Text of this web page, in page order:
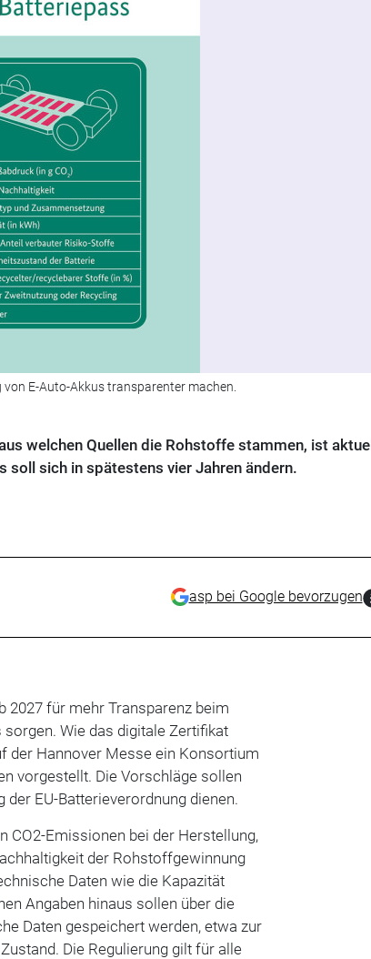
E-Auto-Akkus transparenter machen.
welchen Quellen die Rohstoffe stammen, ist aktuell
soll sich in spätestens vier Jahren ändern.
asp bei Google bevorzugen
2027 für mehr Transparenz beim
Wie das digitale Zertifikat
der Hannover Messe ein Konsortium
vorgestellt. Die Vorschläge sollen
EU-Batterieverordnung dienen.
CO2-Emissionen bei der Herstellung,
der Rohstoffgewinnung
Daten wie die Kapazität
Angaben hinaus sollen über die
Daten gespeichert werden, etwa zur
Die Regulierung gilt für alle